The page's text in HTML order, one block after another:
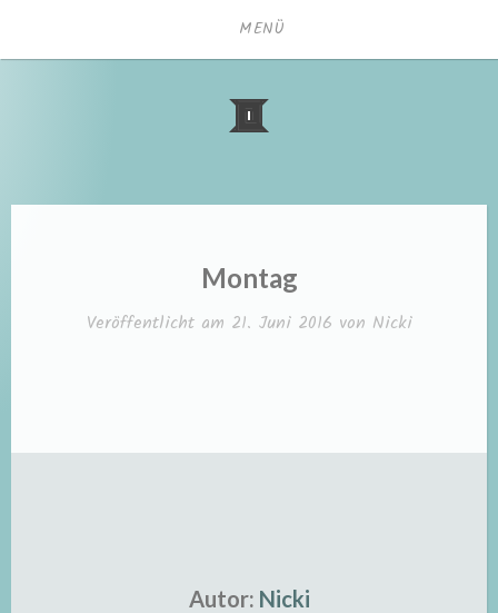
MENÜ
Montag
Veröffentlicht am 21. Juni 2016 von Nicki
Autor: Nicki